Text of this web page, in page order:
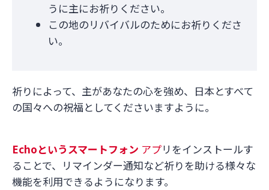
うに主にお祈りください。
この地のリバイバルのためにお祈りくださ
い。
祈りによって、主があなたの心を強め、日本とすべて
の国々への祝福としてくださいますように。
Echoというスマートフォン アプリをインストールす
ることで、リマインダー通知など祈りを助ける様々な
機能を利用できるようになります。